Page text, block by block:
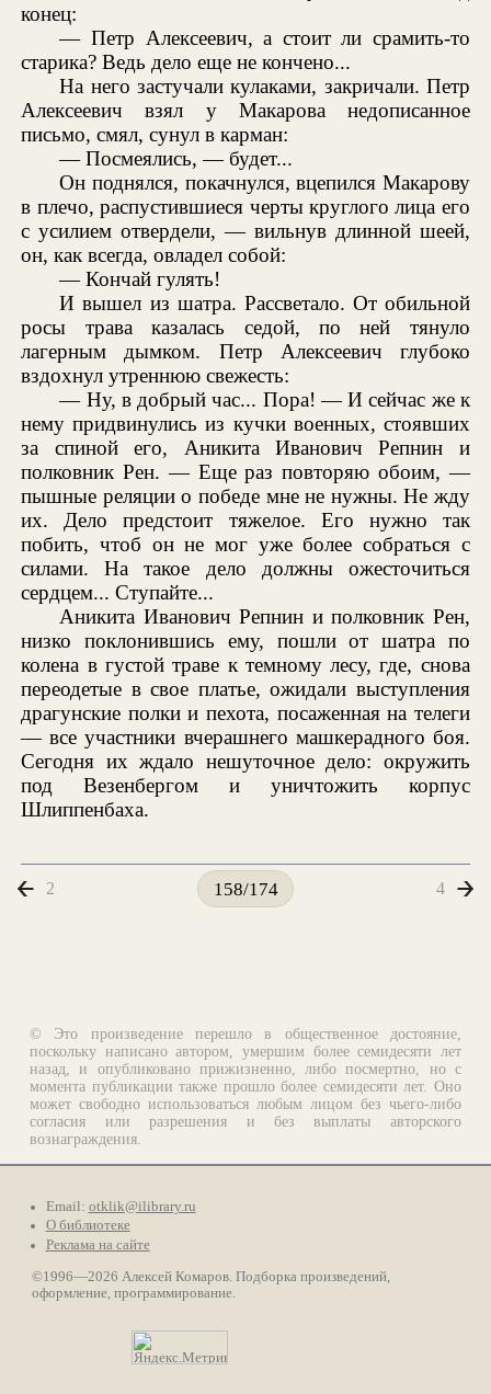
конец:
— Петр Алексеевич, а стоит ли срамить-то
старика? Ведь дело еще не кончено...
На него застучали кулаками, закричали. Петр
Алексеевич взял у Макарова недописанное
письмо, смял, сунул в карман:
— Посмеялись, — будет...
Он поднялся, покачнулся, вцепился Макарову
в плечо, распустившиеся черты круглого лица его
с усилием отвердели, — вильнув длинной шеей,
он, как всегда, овладел собой:
— Кончай гулять!
И вышел из шатра. Рассветало. От обильной
росы трава казалась седой, по ней тянуло
лагерным дымком. Петр Алексеевич глубоко
вздохнул утреннюю свежесть:
— Ну, в добрый час... Пора! — И сейчас же к
нему придвинулись из кучки военных, стоявших
за спиной его, Аникита Иванович Репнин и
полковник Рен. — Еще раз повторяю обоим, —
пышные реляции о победе мне не нужны. Не жду
их. Дело предстоит тяжелое. Его нужно так
побить, чтоб он не мог уже более собраться с
силами. На такое дело должны ожесточиться
сердцем... Ступайте...
Аникита Иванович Репнин и полковник Рен,
низко поклонившись ему, пошли от шатра по
колена в густой траве к темному лесу, где, снова
переодетые в свое платье, ожидали выступления
драгунские полки и пехота, посаженная на телеги
— все участники вчерашнего машкерадного боя.
Сегодня их ждало нешуточное дело: окружить
под Везенбергом и уничтожить корпус
Шлиппенбаха.
2 158/174 4
© Это произведение перешло в общественное достояние,
поскольку написано автором, умершим более семидесяти лет
назад, и опубликовано прижизненно, либо посмертно, но с
момента публикации также прошло более семидесяти лет. Оно
может свободно использоваться любым лицом без чьего-либо
согласия или разрешения и без выплаты авторского
вознаграждения.
Email: otklik@ilibrary.ru
О библиотеке
Реклама на сайте
©1996—2026 Алексей Комаров. Подборка произведений,
оформление, программирование.